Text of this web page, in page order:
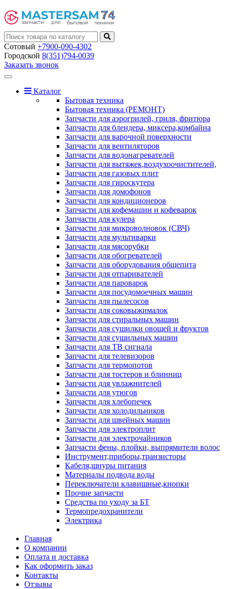
Сотовый +7900-090-4302
Городской 8(351)794-0039
Заказать звонок
Toggle
navigationКаталог
Бытовая техника
Бытовая техника (РЕМОНТ)
Запчасти для аэрогрилей, гриля, фритюра
Запчасти для блендера, миксера,комбайна
Запчасти для варочной поверхности
Запчасти для вентиляторов
Запчасти для водонагревателей
Запчасти для вытяжек,воздухоочистителей,
Запчасти для газовых плит
Запчасти для гироскутера
Запчасти для домофонов
Запчасти для кондиционеров
Запчасти для кофемашин и кофеварок
Запчасти для кулера
Запчасти для микроволновок (СВЧ)
Запчасти для мультиварки
Запчасти для мясорубки
Запчасти для обогревателей
Запчасти для оборудования общепита
Запчасти для отпаривателей
Запчасти для пароварок
Запчасти для посудомоечных машин
Запчасти для пылесосов
Запчасти для соковыжималок
Запчасти для стиральных машин
Запчасти для сушилки овощей и фруктов
Запчасти для сушильных машин
Запчасти для ТВ сигнала
Запчасти для телевизоров
Запчасти для термопотов
Запчасти для тостеров и блинниц
Запчасти для увлажнителей
Запчасти для утюгов
Запчасти для хлебопечек
Запчасти для холодильников
Запчасти для швейных машин
Запчасти для электроплит
Запчасти для электрочайников
Запчасти фены, плойки, выпрямители волос
Инструмент,приборы,транзисторы
Кабеля,шнуры питания
Материалы подвода воды
Переключатели клавишные,кнопки
Прочие запчасти
Средства по уходу за БТ
Термопредохранители
Электрика
Главная
О компании
Оплата и доставка
Как оформить заказ
Контакты
Отзывы